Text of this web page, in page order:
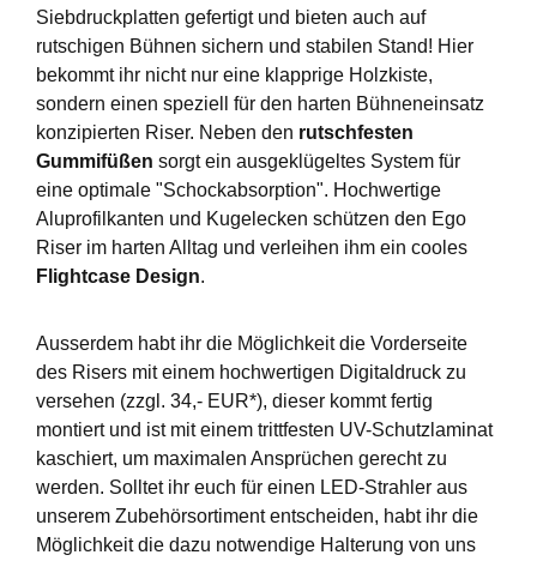
Siebdruckplatten gefertigt und bieten auch auf
rutschigen Bühnen sichern und stabilen Stand! Hier
bekommt ihr nicht nur eine klapprige Holzkiste,
sondern einen speziell für den harten Bühneneinsatz
konzipierten Riser. Neben den rutschfesten
Gummifüßen sorgt ein ausgeklügeltes System für
eine optimale "Schockabsorption". Hochwertige
Aluprofilkanten und Kugelecken schützen den Ego
Riser im harten Alltag und verleihen ihm ein cooles
Flightcase Design.
Ausserdem habt ihr die Möglichkeit die Vorderseite
des Risers mit einem hochwertigen Digitaldruck zu
versehen (zzgl. 34,- EUR*), dieser kommt fertig
montiert und ist mit einem trittfesten UV-Schutzlaminat
kaschiert, um maximalen Ansprüchen gerecht zu
werden. Solltet ihr euch für einen LED-Strahler aus
unserem Zubehörsortiment entscheiden, habt ihr die
Möglichkeit die dazu notwendige Halterung von uns